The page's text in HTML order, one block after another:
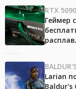
RTX 5090
Геймер
Larian
Baldur's